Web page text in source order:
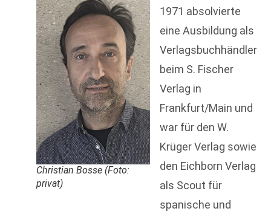
Christian Bosse (Foto:
privat)
1971 absolvierte
eine Ausbildung als
Verlagsbuchhändler
beim S. Fischer
Verlag in
Frankfurt/Main und
war für den W.
Krüger Verlag sowie
den Eichborn Verlag
als Scout für
spanische und